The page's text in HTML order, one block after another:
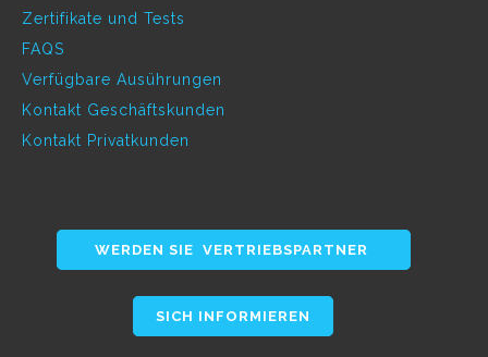
Zertifikate und Tests
FAQS
Verfügbare Ausührungen
Kontakt Geschäftskunden
Kontakt Privatkunden
WERDEN SIE VERTRIEBSPARTNER
SICH INFORMIEREN